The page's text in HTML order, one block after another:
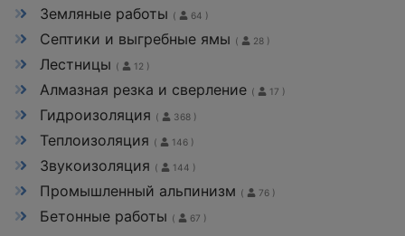
Земляные работы ( 64 )
Септики и выгребные ямы ( 28 )
Лестницы ( 12 )
Алмазная резка и сверление ( 17 )
Гидроизоляция ( 368 )
Теплоизоляция ( 146 )
Звукоизоляция ( 144 )
Промышленный альпинизм ( 76 )
Бетонные работы ( 67 )